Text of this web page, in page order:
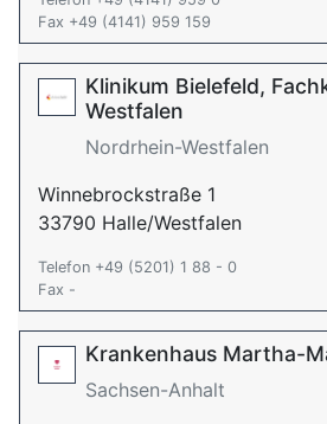
Fax +49 (4141) 959 159
Klinikum Bielefeld,
Westfalen
Nordrhein-Westfalen
Winnebrockstraße 1
33790 Halle/Westfalen
Telefon +49 (5201) 1 88 - 0
Fax -
Krankenhaus Martha-
Sachsen-Anhalt